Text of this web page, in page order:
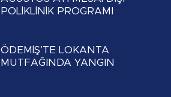
POLİKLİNİK PROGRAMI
ÖDEMİŞ’TE LOKANTA
MUTFAĞINDA YANGIN